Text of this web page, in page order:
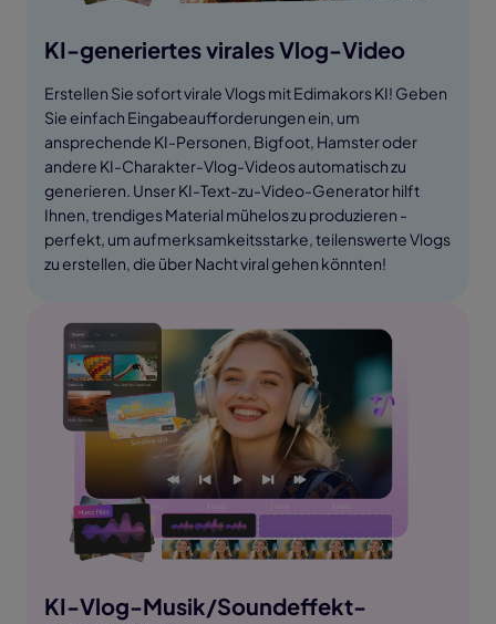
KI-generiertes virales Vlog-Video
Erstellen Sie sofort virale Vlogs mit Edimakors KI! Geben
Sie einfach Eingabeaufforderungen ein, um
ansprechende KI-Personen, Bigfoot, Hamster oder
andere KI-Charakter-Vlog-Videos automatisch zu
generieren. Unser KI-Text-zu-Video-Generator hilft
Ihnen, trendiges Material mühelos zu produzieren -
perfekt, um aufmerksamkeitsstarke, teilenswerte Vlogs
zu erstellen, die über Nacht viral gehen könnten!
KI-Vlog-Musik/Soundeffekt-